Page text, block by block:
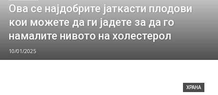
Ова се најдобрите јаткасти плодови
кои можете да ги јадете за да го
намалите нивото на холестерол
10/01/2025
ХРАНА